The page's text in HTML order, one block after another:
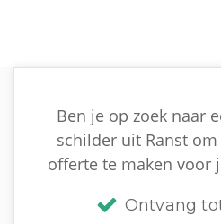
Ben je op zoek naar
schilder uit Ranst
offerte te maken voor
Ontvang